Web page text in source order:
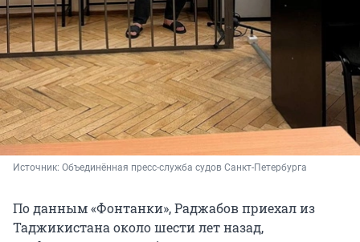
Источник: Объединённая пресс-служба судов Санкт-Петербурга
По данным «Фонтанки», Раджабов приехал из
Таджикистана около шести лет назад,